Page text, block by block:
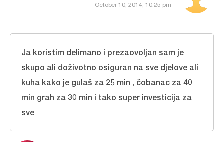
October 10, 2014, 10:25 pm
Ja koristim delimano i prezaovoljan sam je
skupo ali doživotno osiguran na sve djelove ali
kuha kako je gulaš za 25 min , čobanac za 40
min grah za 30 min i tako super investicija za
sve